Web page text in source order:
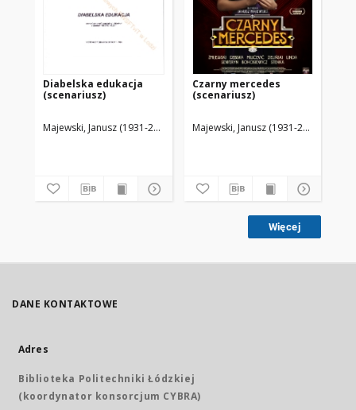
Diabelska edukacja
(scenariusz)
Majewski, Janusz (1931-2024)
Czarny mercedes
(scenariusz)
Majewski, Janusz (1931-2024)
Więcej
DANE KONTAKTOWE
Adres
Biblioteka Politechniki Łódzkiej
(koordynator konsorcjum CYBRA)